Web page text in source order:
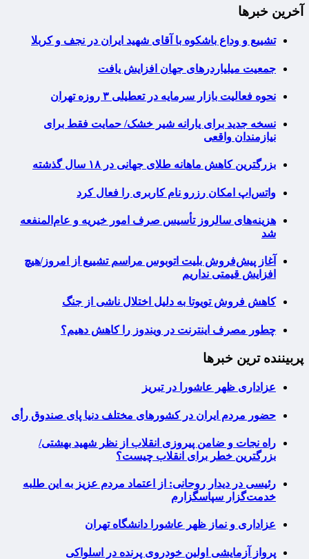
آخرین خبرها
تشییع و وداع باشکوه با آقای شهید ایران در نجف و کربلا
جمعیت میلیاردرهای جهان افزایش یافت
نحوه فعالیت بازار سرمایه در تعطیلی ۳ روزه تهران
نسخه جدید برای یارانه شیر خشک/ حمایت فقط برای
نیازمندان واقعی
بزرگترین کاهش ماهانه طلای جهانی در ۱۸ سال گذشته
واتس‌اپ امکان رزرو نام کاربری را فعال کرد
هزینه‌های سالروز تأسیس صرف امور خیریه و عام‌المنفعه
شد
آغاز پیش‌فروش بلیت اتوبوس مراسم تشییع از امروز/هیچ
افزایش قیمتی نداریم
کاهش فروش تویوتا به دلیل اختلال ناشی از جنگ
چطور مصرف اینترنت در ویندوز را کاهش دهیم؟
پربیننده ترین خبرها
عزاداری ظهر عاشورا در تبریز
حضور مردم ایران در کشورهای مختلف دنیا پای صندوق رأی
راه نجات و ضامن پیروزی انقلاب از نظر شهید بهشتی/
بزرگترین خطر برای انقلاب چیست؟
رئیسی در دیدار روحانی: از اعتماد مردم عزیز به این طلبه
خدمت‌گزار سپاسگزارم
عزاداری و نماز ظهر عاشورا دانشگاه تهران
پرواز آزمایشی اولین خودروی پرنده در اسلواکی